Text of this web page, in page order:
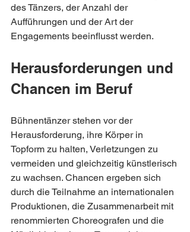
des Tänzers, der Anzahl der
Aufführungen und der Art der
Engagements beeinflusst werden.
Herausforderungen und
Chancen im Beruf
Bühnentänzer stehen vor der
Herausforderung, ihre Körper in
Topform zu halten, Verletzungen zu
vermeiden und gleichzeitig künstlerisch
zu wachsen. Chancen ergeben sich
durch die Teilnahme an internationalen
Produktionen, die Zusammenarbeit mit
renommierten Choreografen und die